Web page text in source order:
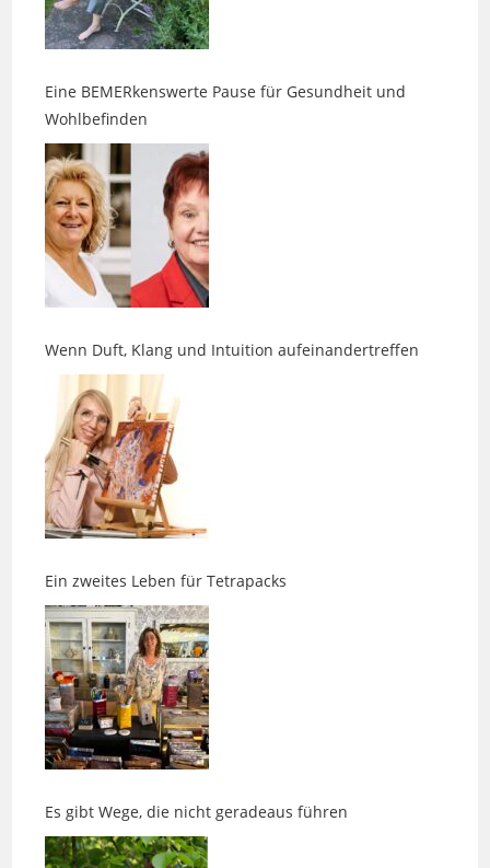
Eine BEMERkenswerte Pause für Gesundheit und
Wenn Duft, Klang und Intuition aufeinandertreffen
Ein zweites Leben für Tetrapacks
Es gibt Wege, die nicht geradeaus führen